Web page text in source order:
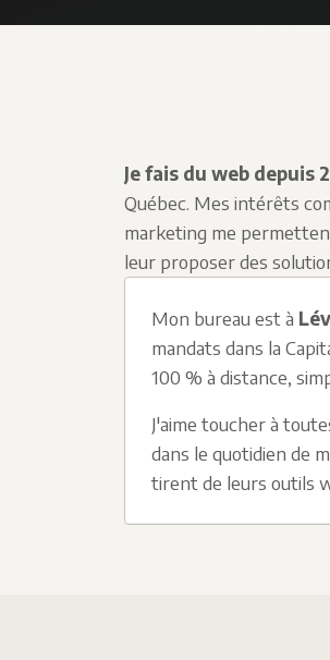
Je fais du web depuis
Québec. Mes intérêts
marketing me
leur proposer des
Mon bureau est à
mandats dans la
100 % à distance,
J'aime toucher à
dans le quotidien de
tirent de leurs outils